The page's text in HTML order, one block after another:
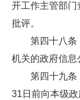
开工作主管部门
批评。
第四十八
机关的政府信息
第四十九
31日前向本级